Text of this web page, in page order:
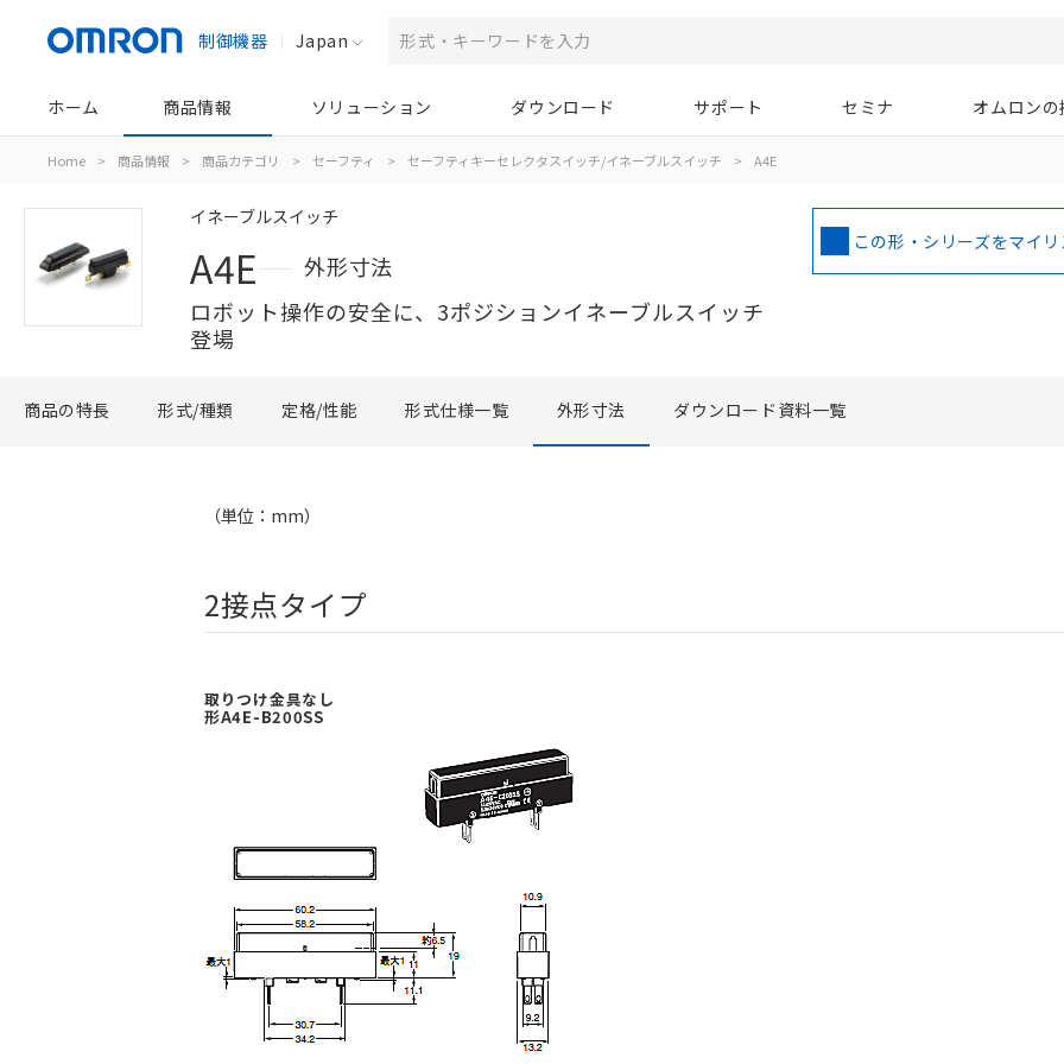
制御機器 Japan
ホーム 商品情報 ソリューション ダウンロード サポート セミナ オムロン
Home > 商品情報 > 商品カテゴリ > セーフティ > セーフティキーセレクタスイッチ/イネーブルスイッチ > A4E
イネーブルスイッチ
A4E
外形寸法
ロボット操作の安全に、3ポジションイネーブルスイッチ
登場
この形・シリーズをマイ
商品の特長 形式/種類 定格/性能 形式仕様一覧 外形寸法 ダウンロード資料一覧
（単位：mm）
2接点タイプ
取りつけ金具なし
形A4E-B200SS